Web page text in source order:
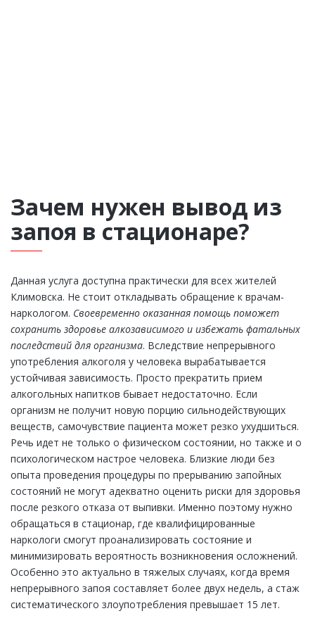
Зачем нужен вывод из
запоя в стационаре?
Данная услуга доступна практически для всех жителей
Климовска. Не стоит откладывать обращение к врачам-
наркологом. Своевременно оказанная помощь поможет
сохранить здоровье алкозависимого и избежать фатальных
последствий для организма. Вследствие непрерывного
употребления алкоголя у человека вырабатывается
устойчивая зависимость. Просто прекратить прием
алкогольных напитков бывает недостаточно. Если
организм не получит новую порцию сильнодействующих
веществ, самочувствие пациента может резко ухудшиться.
Речь идет не только о физическом состоянии, но также и о
психологическом настрое человека. Близкие люди без
опыта проведения процедуры по прерыванию запойных
состояний не могут адекватно оценить риски для здоровья
после резкого отказа от выпивки. Именно поэтому нужно
обращаться в стационар, где квалифицированные
наркологи смогут проанализировать состояние и
минимизировать вероятность возникновения осложнений.
Особенно это актуально в тяжелых случаях, когда время
непрерывного запоя составляет более двух недель, а стаж
систематического злоупотребления превышает 15 лет.